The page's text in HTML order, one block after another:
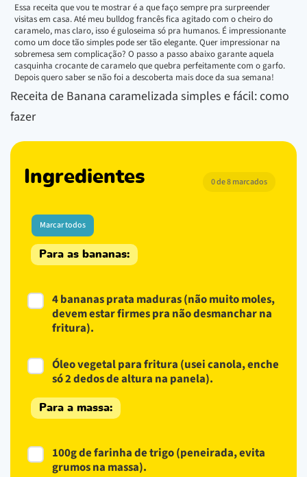
Essa receita que vou te mostrar é a que faço sempre pra surpreender
visitas em casa. Até meu bulldog francês fica agitado com o cheiro do
caramelo, mas claro, isso é guloseima só pra humanos. É impressionante
como um doce tão simples pode ser tão elegante. Quer impressionar na
sobremesa sem complicação? O passo a passo abaixo garante aquela
casquinha crocante de caramelo que quebra perfeitamente com o garfo.
Depois quero saber se não foi a descoberta mais doce da sua semana!
Receita de Banana caramelizada simples e fácil: como
fazer
Ingredientes 0 de 8 marcados
Marcar todos
Para as bananas:
4 bananas prata maduras (não muito moles,
devem estar firmes pra não desmanchar na
fritura).
Óleo vegetal para fritura (usei canola, enche
só 2 dedos de altura na panela).
Para a massa:
100g de farinha de trigo (peneirada, evita
grumos na massa).